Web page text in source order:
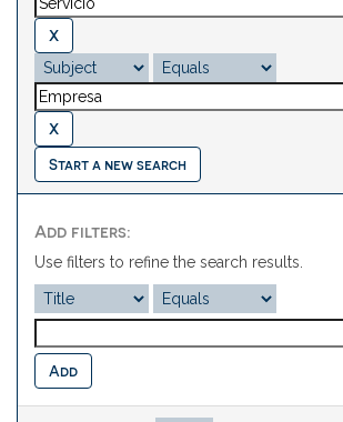
Start a new search
Add filters:
Use filters to refine the search results.